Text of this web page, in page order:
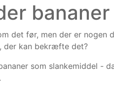
bananer
det før, men der er nogen
der kan bekræfte det?
som slankemiddel -